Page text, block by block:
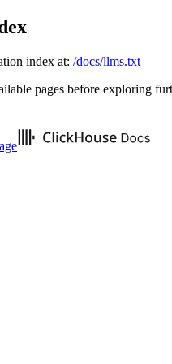
index at: /docs/llms.txt
pages before exploring